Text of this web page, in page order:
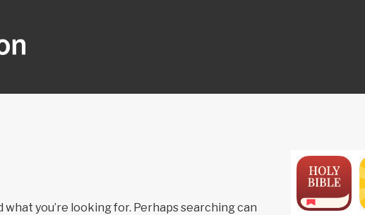
what you’re looking for. Perhaps searching can